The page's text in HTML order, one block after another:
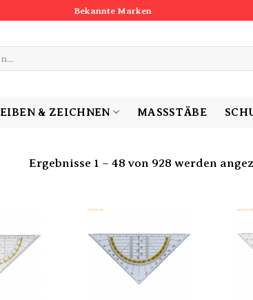
Bekannte Marken
& ZEICHNEN MASSSTÄBE
Ergebnisse 1 – 48 von 928 werden